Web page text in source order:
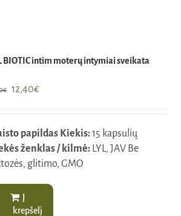
BIOTIC intim moterų intymiai sveikata
€
Original
15,50€.
12,40€
12,40€.
papildas Kiekis:15 kapsulių
ženklas / kilmė: LYL, JAV Be
glitimo, GMO
Į
krepšelį